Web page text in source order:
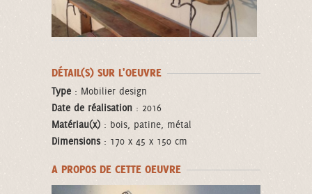
DÉTAIL(S) SUR L'OEUVRE
Type : Mobilier design
Date de réalisation : 2016
Matériau(x) : bois, patine, métal
Dimensions: 170 x 45 x 150 cm
A PROPOS DE CETTE OEUVRE